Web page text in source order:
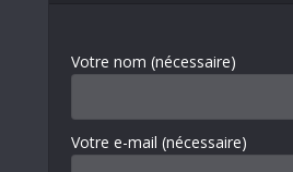
Votre nom (nécessaire)
Votre e-mail (nécessaire)